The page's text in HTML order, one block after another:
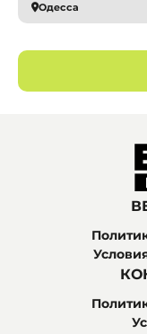
Одесса